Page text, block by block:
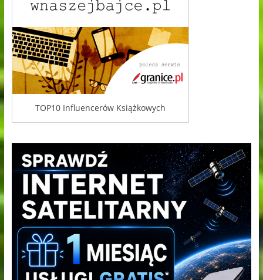
TOP10 Influencerów Książkowych